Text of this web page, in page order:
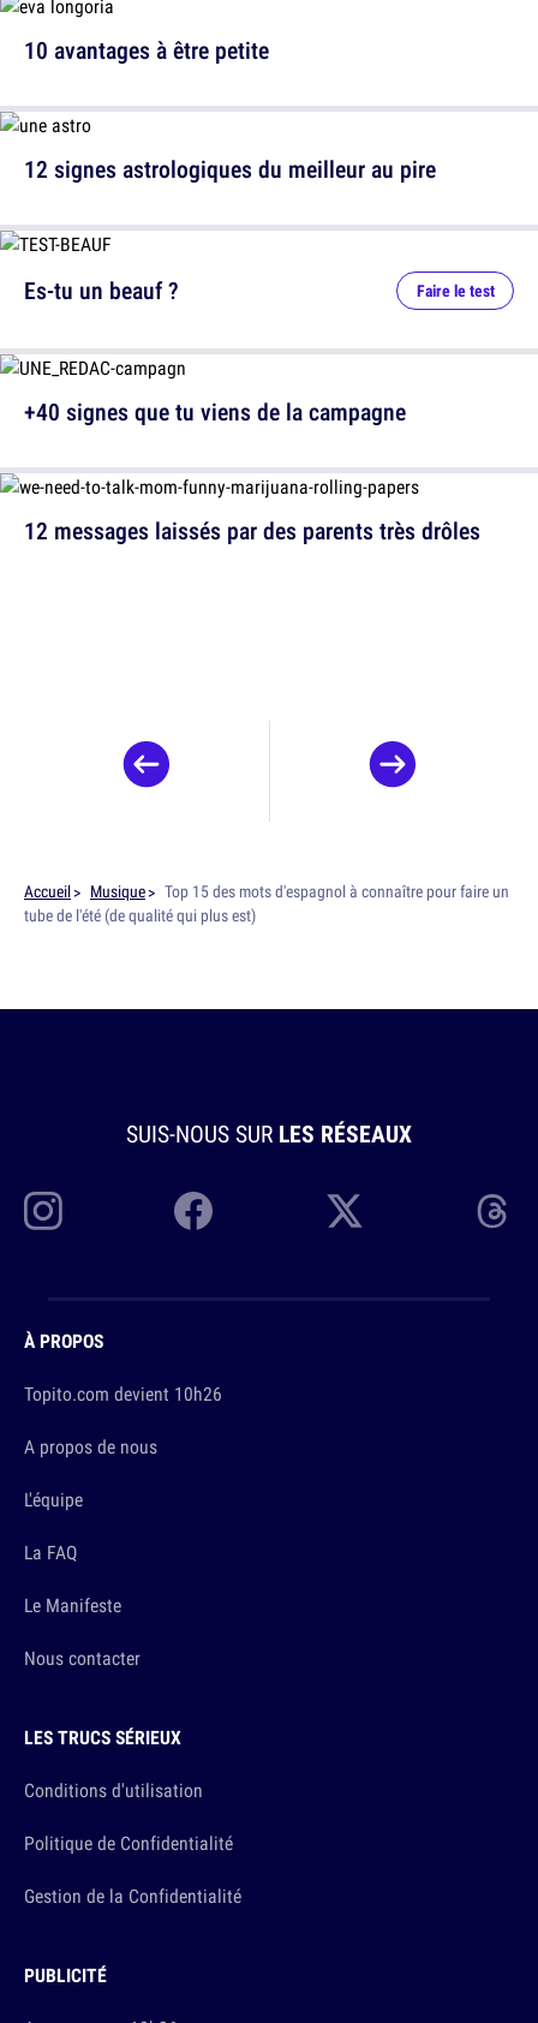
10 avantages à être petite
12 signes astrologiques du meilleur au pire
12 messages laissés par des parents très drôles
Es-tu un beauf ? Faire le test
+40 signes que tu viens de la campagne
Accueil Musique
Top 15 des mots d'espagnol à connaître pour faire un
tube de l'été (de qualité qui plus est)
SUIS-NOUS SUR LES RÉSEAUX
À PROPOS
Topito.com devient 10h26
A propos de nous
L'équipe
La FAQ
Le Manifeste
Nous contacter
LES TRUCS SÉRIEUX
Conditions d'utilisation
Politique de Confidentialité
Gestion de la Confidentialité
PUBLICITÉ